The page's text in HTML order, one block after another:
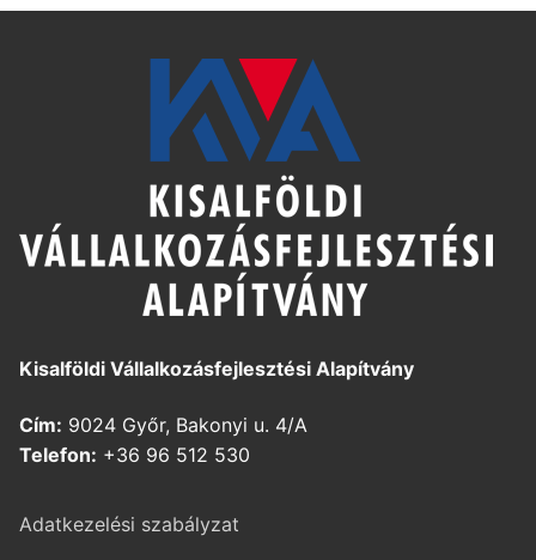
Kisalföldi Vállalkozásfejlesztési Alapítvány
Cím: 9024 Győr, Bakonyi u. 4/A
Telefon: +36 96 512 530
Adatkezelési szabályzat